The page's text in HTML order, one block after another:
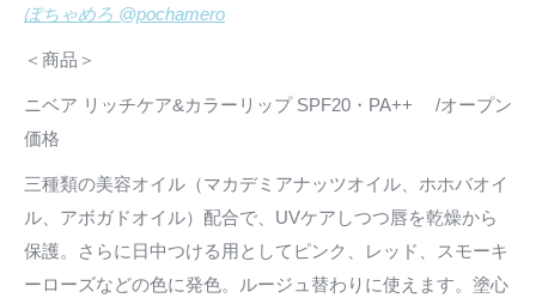
ぽちゃめろ @pochamero
＜商品＞
ニベア リッチケア&カラーリップ SPF20・PA++ /オープン
価格
三種類の美容オイル（マカデミアナッツオイル、ホホバオイ
ル、アボガドオイル）配合で、UVケアしつつ唇を乾燥から
保護。さらに日中つける用としてピンク、レッド、スモーキ
ーローズなどの色に発色。ルージュ替わりに使えます。塗心